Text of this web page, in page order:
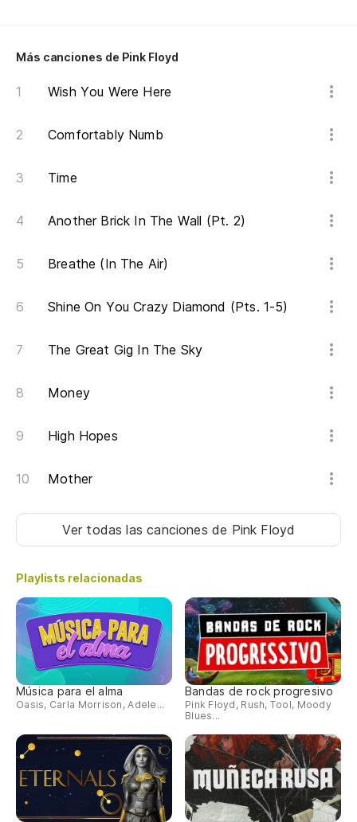
Más canciones de Pink Floyd
Wish You Were Here
Comfortably Numb
Time
Another Brick In The Wall (Pt. 2)
Breathe (In The Air)
Shine On You Crazy Diamond (Pts. 1-5)
The Great Gig In The Sky
Money
High Hopes
Mother
Ver todas las canciones de Pink Floyd
Playlists relacionadas
Música para el alma
Oasis, Carla Morrison, Adele...
Bandas de rock progresivo
Pink Floyd, Rush, Tool, Moody
Blues...